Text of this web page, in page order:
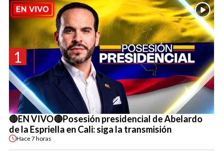
1
🔴EN VIVO🔴Posesión presidencial de Abelardo
de la Espriella en Cali: siga la transmisión
Hace7 horas